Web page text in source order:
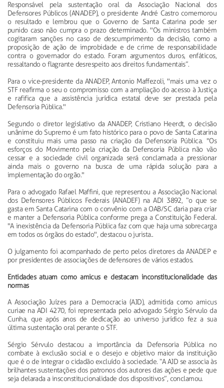
Responsável pela sustentação oral da Associação Nacional dos
Defensores Públicos (ANADEP), o presidente André Castro comemorou
o resultado e lembrou que o Governo de Santa Catarina pode ser
punido caso não cumpra o prazo determinado. "Os ministros também
cogitaram sanções no caso de descumprimento da decisão, como a
proposição de ação de improbidade e de crime de responsabilidade
contra o governador do estado. Foram argumentos duros, enfáticos,
ressaltando o flagrante desrespeito aos direitos fundamentais”.
Para o vice-presidente da ANADEP, Antonio Maffezoli, "mais uma vez o
STF reafirma o seu o compromisso com a ampliação do acesso à Justiça
e rafifica que a assistência jurídica estatal deve ser prestada pela
Defensoria Pública."
Segundo o diretor legislativo da ANADEP, Cristiano Heerdt, o decisão
unânime do Supremo é um fato histórico para o povo de Santa Catarina
e constituiu mais uma passo na criação da Defensoria Pública. "Os
esforços do Movimento pela criação da Defensoria Pública não vão
cessar e a sociedade civil organizada será conclamada a pressionar
ainda mais o governo na busca de uma rápida solução para a
implementação do orgão."
Para o advogado Rafael Maffini, que representou a Associação Nacional
dos Defensores Públicos Federais (ANADEF) na ADI 3892, “o que se
gasta em Santa Catarina com o convênio com a OAB/SC daria para criar
e manter a Defensoria Pública conforme prega a Constituição Federal.
"A inexistência da Defensoria Pública faz com que haja uma sobrecarga
em todos os órgãos do estado", destacou o jurista..
O julgamento foi acompanhado de perto pelos diretores da ANADEP e
por presidentes de associações de defensores de vários estados.
Entidades atuam como amicus e destacam inconstitucionalidade das
normas
A Associação Juízes para a Democracia (AJD), admitida como amicus
curiae na ADI 4270, foi representada pelo advogado Sérgio Sérvulo da
Cunha, que após anos de dedicação ao universo jurídico fez a sua
última sustentação oral perante o STF.
Sérgio Sérvulo destacou a importância da Defensoria Pública no
combate à exclusão social e o desejo e objetivo maior da instituição
que é o de integrar o cidadão excluído à sociedade. “A AJD se associa às
brilhantes sustentações dos patronos dos autores das ações e pede que
seja delarada a insconstitucionalidade dos dispositivos”, conclamou.